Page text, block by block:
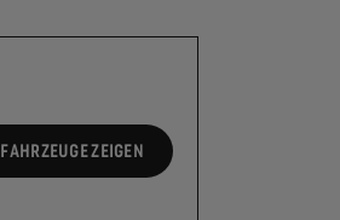
FAHRZEUGE ZEIGEN